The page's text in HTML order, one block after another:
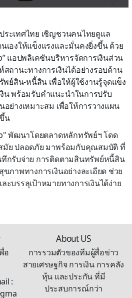
ระเทศไทย เชิญชวนคนไทยดูแล
เองให้แข็งแรงและมั่นคงยิ่งขึ้น ด้วย
แอปพลิเคชันบริหารจัดการเงินส่วน
ถานะทางการเงินได้อย่างรอบด้าน
พย์สิน-หนี้สิน เพื่อให้ผู้ใช้งานรู้จุดแข็ง
น พร้อมรับคำแนะนำในการปรับ
อย่างเหมาะสม เพื่อให้การวางแผน
น
พัฒนาโดยตลาดหลักทรัพย์ฯ โดด
มัย ปลอดภัย มาพร้อมกับคุณสมบัติ ที่
กรับจ่าย การติดตามสินทรัพย์หนี้สิน
ขภาพทางการเงินอย่างละเอียด ช่วย
ะบรรลุเป้าหมายทางการเงินได้ง่าย
อ
:
About US
การรวมตัวของทีมผู้สื่อข่าว
สายเศรษฐกิจ การเงิน การคลัง
หุ้น และประกัน ที่มี
ประสบการณ์กว่า